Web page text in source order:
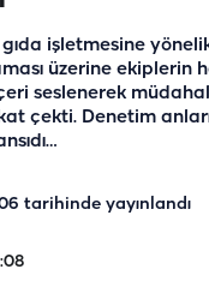
gıda işletmesine
üzerine ekiplerin
seslenerek
çekti. Denetim
tarihinde yayınlandı